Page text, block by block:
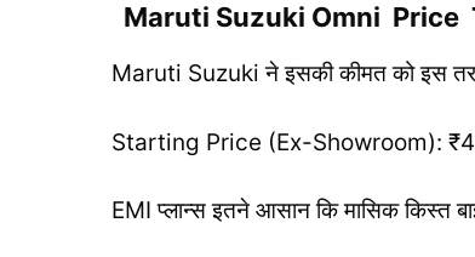
Maruti Suzuki Omni Price
Maruti Suzuki ने इसकी कीमत को इस
Starting Price (Ex-Showroom):
EMI प्लान्स इतने आसान कि मासिक किस्त